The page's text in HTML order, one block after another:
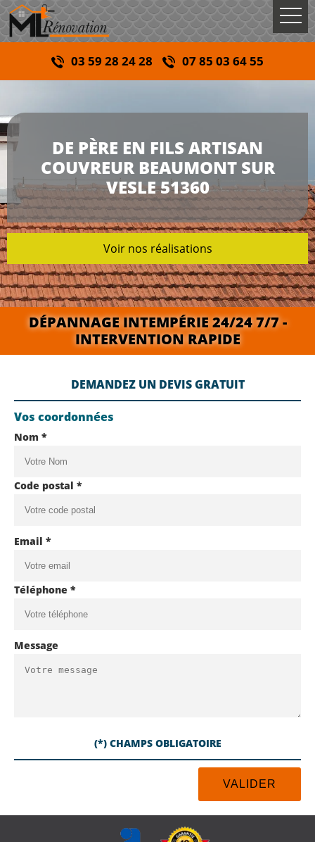
03 59 28 24 28 07 85 03 64 55
DE PÈRE EN FILS ARTISAN
COUVREUR BEAUMONT SUR
VESLE 51360
Voir nos réalisations
DÉPANNAGE INTEMPÉRIE 24/24 7/7 -
INTERVENTION RAPIDE
DEMANDEZ UN DEVIS GRATUIT
Vos coordonnées
Nom *
Code postal *
Email *
Téléphone *
Message
(*) CHAMPS OBLIGATOIRE